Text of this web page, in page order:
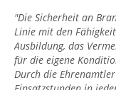
"Die Sicherheit an
Linie mit den
Ausbildung, das
für die eigene
Durch die